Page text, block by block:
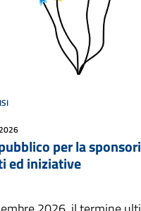
per la
ed iniziative